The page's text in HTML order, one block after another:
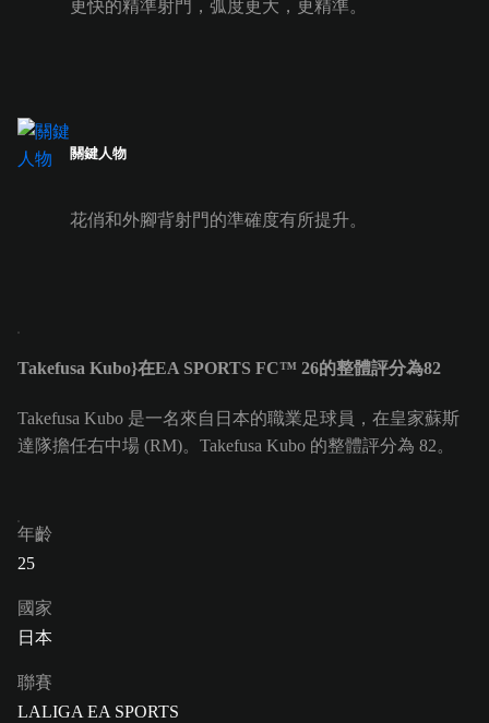
更快的精準射門，弧度更大，更精準。
關鍵人物
花俏和外腳背射門的準確度有所提升。
Takefusa Kubo}在EA SPORTS FC™ 26的整體評分為82
Takefusa Kubo 是一名來自日本的職業足球員，在皇家蘇斯
達隊擔任右中場 (RM)。Takefusa Kubo 的整體評分為 82。
年齡
25
國家
日本
聯賽
LALIGA EA SPORTS